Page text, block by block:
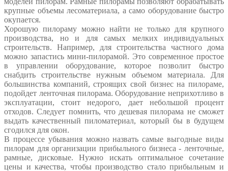
крупные объемы лесоматериала, а само оборудование быстро
окупается.
Хорошую пилораму можно найти не только для крупного
производства, но и для самых мелких индивидуальных
строительств. Например, для строительства частного дома
можно запастись мини-пилорамой. Это современное простое
в управлении оборудование, которое позволит быстро
снабдить строительстве нужным объемом материала. Для
большинства компаний, строящих свой бизнес на пилораме,
подойдет ленточная пилорама. Оборудование неприхотливо в
эксплуатации, стоит недорого, дает небольшой процент
отходов. Следует помнить, что дешевая пилорама не сможет
выдать качественный пиломатериал, который бы в будущем
сгодился для окон.
В процессе убывания можно назвать самые выгодные виды
пилорам для организации прибыльного бизнеса - ленточные,
рамные, дисковые. Нужно искать оптимальное сочетание
цены и качества, чтобы производство стало прибыльным и